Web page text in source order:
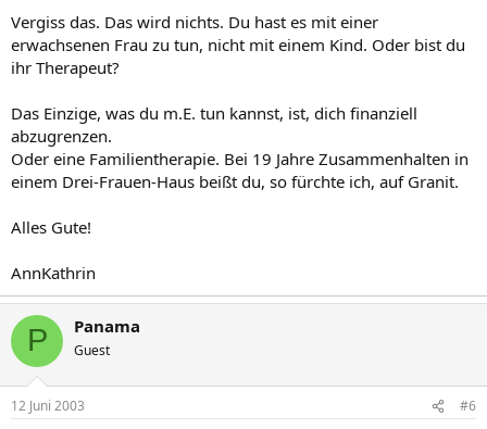
Vergiss das. Das wird nichts. Du hast es mit einer
erwachsenen Frau zu tun, nicht mit einem Kind. Oder bist du
ihr Therapeut?
Das Einzige, was du m.E. tun kannst, ist, dich finanziell
abzugrenzen.
Oder eine Familientherapie. Bei 19 Jahre Zusammenhalten in
einem Drei-Frauen-Haus beißt du, so fürchte ich, auf Granit.
Alles Gute!
AnnKathrin
P Panama
Guest
12 Juni 2003 #6